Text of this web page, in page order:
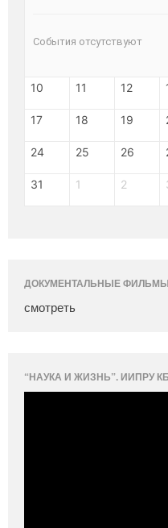
События отсутствуют
10 11 12
17 18 19
24 25 26
31 1 2
ДОКУМЕНТАЛЬНЫЕ ФИЛЬМЫ
смотреть
“НАУКА И ЖИЗНЬ”. ИИПРУ